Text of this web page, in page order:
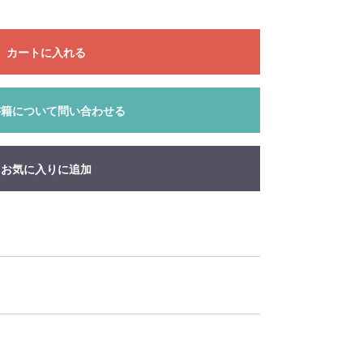
カートに入れる
について問い合わせる
お気に入りに追加